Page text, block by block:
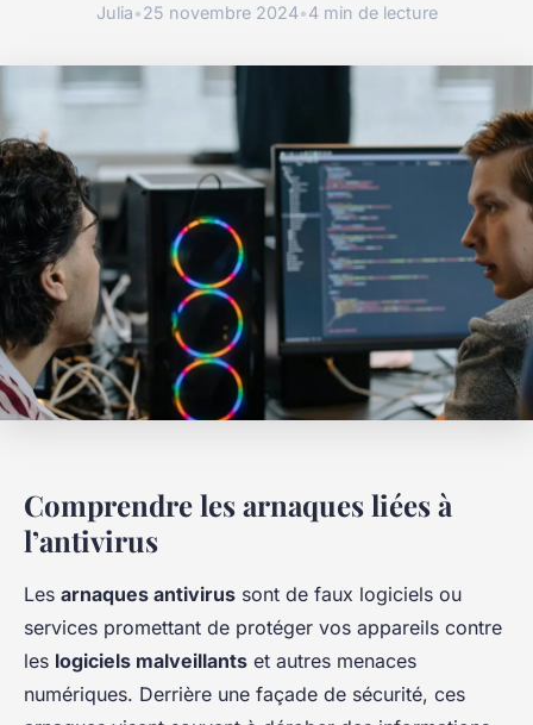
Julia•25 novembre 2024•4 min de lecture
Comprendre les arnaques liées à
l’antivirus
Les arnaques antivirus sont de faux logiciels ou
services promettant de protéger vos appareils contre
les logiciels malveillants et autres menaces
numériques. Derrière une façade de sécurité, ces